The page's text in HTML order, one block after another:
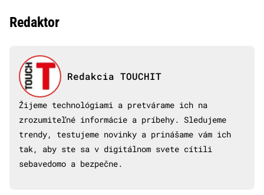
Redaktor
Redakcia TOUCHIT
Žijeme technológiami a pretvárame ich na
zrozumiteľné informácie a príbehy. Sledujeme
trendy, testujeme novinky a prinášame vám ich
tak, aby ste sa v digitálnom svete cítili
sebavedomo a bezpečne.